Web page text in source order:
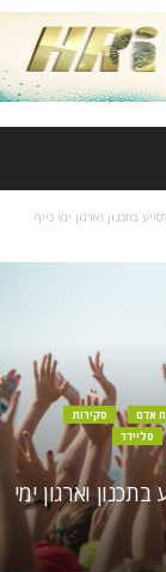
בתכנון וארגון ימי כייף
אדם
סקירות
סליידר
וארגון ימי